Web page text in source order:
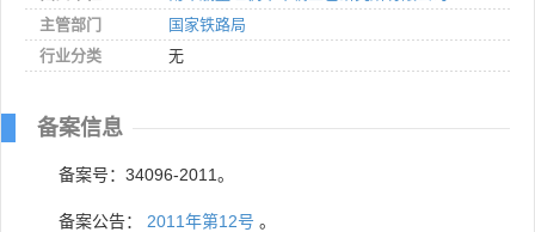
主管部门
国家铁路局
行业分类
无
备案信息
备案号：34096-2011。
备案公告： 2011年第12号 。